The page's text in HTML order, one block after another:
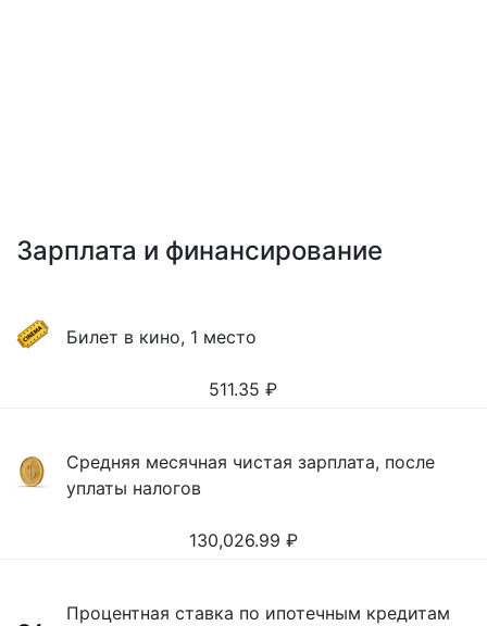
Зарплата и финансирование
Билет в кино, 1 место
511.35 ₽
Средняя месячная чистая зарплата, после
уплаты налогов
130,026.99 ₽
Процентная ставка по ипотечным кредитам